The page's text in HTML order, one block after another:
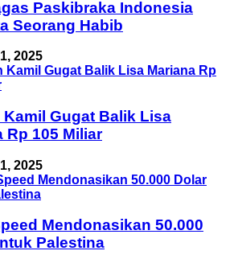
Paskibraka Indonesia
Seorang Habib
2025
Kamil Gugat Balik Lisa
Rp 105 Miliar
2025
Mendonasikan 50.000
Palestina